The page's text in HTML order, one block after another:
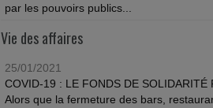
par les pouvoirs publics...
Vie des affaires
25/01/2021
COVID-19 : LE FONDS DE
Alors que la fermeture des bars,